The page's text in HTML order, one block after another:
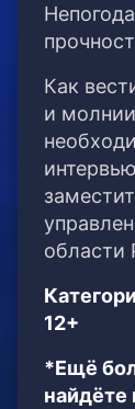
Как
и
области
12+
*Ещё
найдёте